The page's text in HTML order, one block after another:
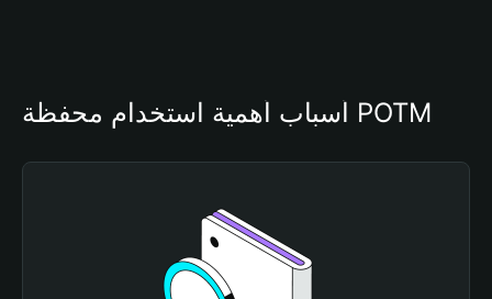
أسباب أهمية استخدام محفظة POTM